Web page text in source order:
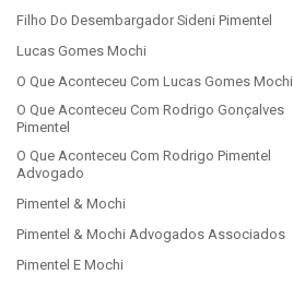
Filho Do Desembargador Sideni Pimentel
Lucas Gomes Mochi
O Que Aconteceu Com Lucas Gomes Mochi
O Que Aconteceu Com Rodrigo Gonçalves
Pimentel
O Que Aconteceu Com Rodrigo Pimentel
Advogado
Pimentel & Mochi
Pimentel & Mochi Advogados Associados
Pimentel E Mochi